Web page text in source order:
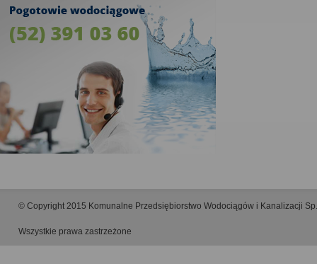
© Copyright 2015 Komunalne Przedsiębiorstwo Wodociągów i Kanalizacji
Wszystkie prawa zastrzeżone